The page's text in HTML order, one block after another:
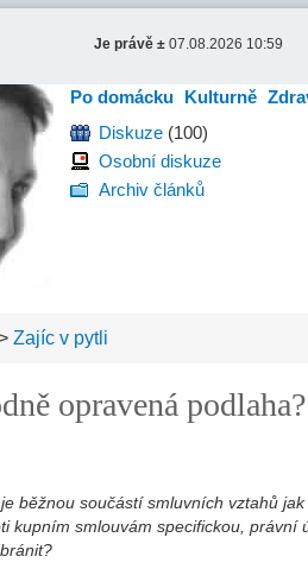
Je právě ± 07.08.2026 10:59
Po domácku Kulturně
Diskuze (100)
Osobní diskuze
Archiv článků
Zajíc v pytli
opravená
běžnou součástí smluvních vztahů
kupním smlouvám specifickou, právní